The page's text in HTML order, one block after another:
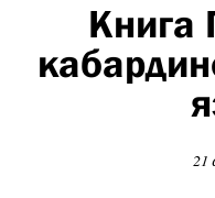
Книга
21